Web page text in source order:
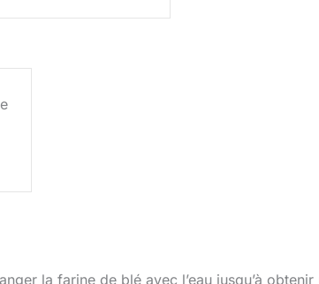
la farine de blé avec l’eau jusqu’à